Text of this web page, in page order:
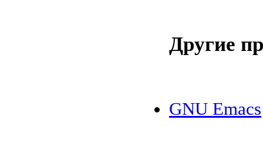
Другие
GNU Emacs